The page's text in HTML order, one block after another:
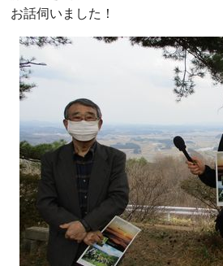
k
お話伺いました！